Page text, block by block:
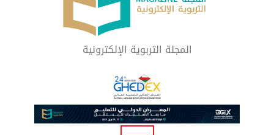
المجلة التربوية الإلكترونية